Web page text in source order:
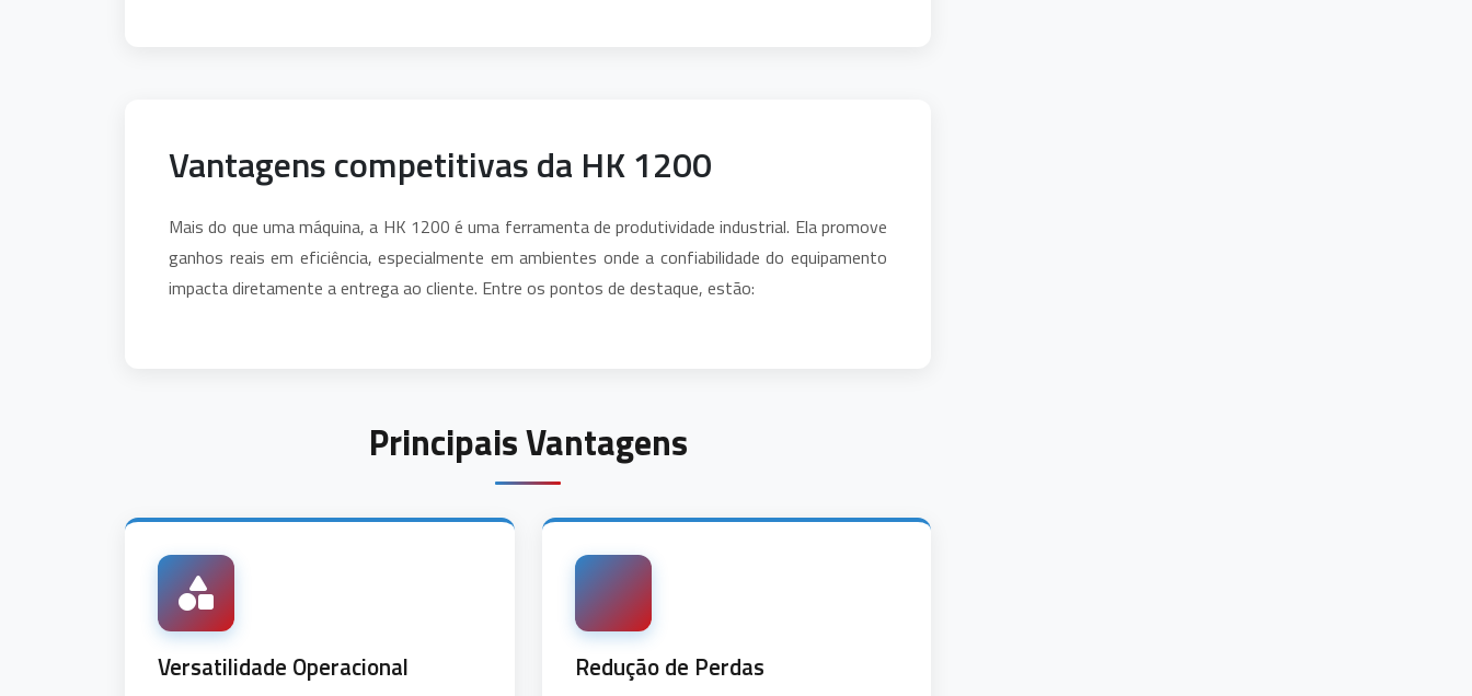
Vantagens competitivas da HK 1200
Mais do que uma máquina, a HK 1200 é uma ferramenta de produtividade industrial. Ela promove
ganhos reais em eficiência, especialmente em ambientes onde a confiabilidade do equipamento
impacta diretamente a entrega ao cliente. Entre os pontos de destaque, estão:
Principais Vantagens
Versatilidade Operacional Redução de Perdas